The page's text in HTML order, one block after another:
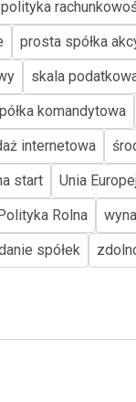
polityka
prosta spółka
skala
komandytowa
internetowa
start
Unia
Rolna
spółek